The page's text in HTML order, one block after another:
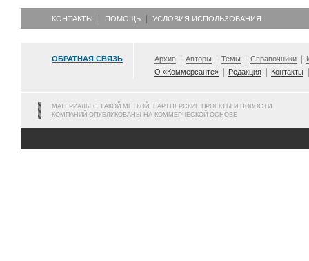
КОНТАКТЫ ПОМОЩЬ УСЛОВИЯ ИСПОЛЬЗОВАНИЯ
ОБРАТНАЯ СВЯЗЬ Архив Авторы Темы Справочники
О «Коммерсанте»
Редакция Контакты
МАТЕРИАЛЫ С ТАКОЙ МЕТКОЙ, ПАРТНЕРСКИЕ ПРОЕКТЫ И НОВОСТИ
КОМПАНИЙ ОПУБЛИКОВАНЫ НА КОММЕРЧЕСКОЙ ОСНОВЕ